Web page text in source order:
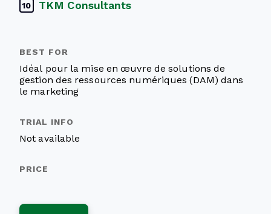
10 TKM Consultants
Idéal pour la mise en œuvre de solutions de
gestion des ressources numériques (DAM) dans
le marketing
Not available